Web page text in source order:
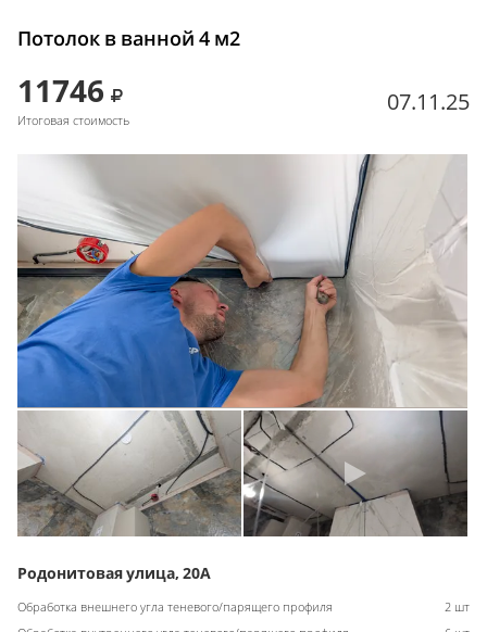
Потолок в ванной 4 м2
11746
Итоговая стоимость
07.11.25
Родонитовая улица, 20А
Обработка внешнего угла теневого/парящего профиля
2 шт